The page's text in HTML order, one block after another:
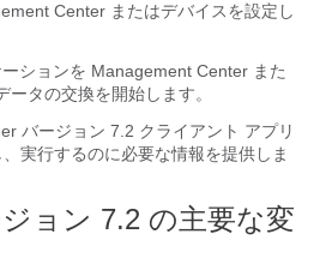
Center またはデバイスを設定し
ションを Management Center また
タの交換を開始します。
バージョン 7.2 クライアント アプリ
実行するのに必要な情報を提供しま
ョン 7.2 の主要な変